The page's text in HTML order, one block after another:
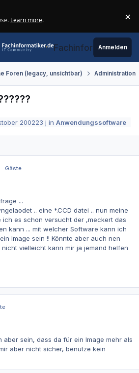
Learn more. ×
Fachinformatiker.de
Anmelden
Foren (legacy, unsichtbar) Administration
200223 j inAnwendungssoftware
Gäste
...
.. eine *.CCD datei .. nun meine
ich es schon versucht der ,meckert das
kann ... mit welcher Software kann ich
Image sein !! Könnte aber auch nen
vielleicht kann mir ja jemand helfen
aber sein, dass da für ein Image mehr als
aber nicht sicher, benutze kein